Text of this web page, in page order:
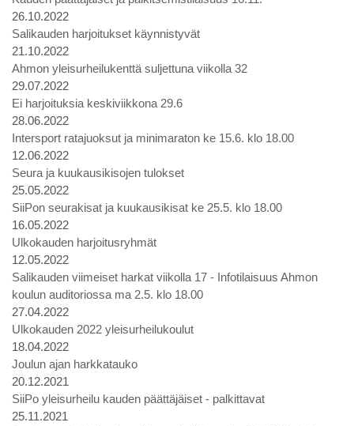
26.10.2022
Salikauden harjoitukset käynnistyvät
21.10.2022
Ahmon yleisurheilukenttä suljettuna viikolla 32
29.07.2022
Ei harjoituksia keskiviikkona 29.6
28.06.2022
Intersport ratajuoksut ja minimaraton ke 15.6. klo 18.00
12.06.2022
Seura ja kuukausikisojen tulokset
25.05.2022
SiiPon seurakisat ja kuukausikisat ke 25.5. klo 18.00
16.05.2022
Ulkokauden harjoitusryhmät
12.05.2022
Salikauden viimeiset harkat viikolla 17 - Infotilaisuus Ahmon
koulun auditoriossa ma 2.5. klo 18.00
27.04.2022
Ulkokauden 2022 yleisurheilukoulut
18.04.2022
Joulun ajan harkkatauko
20.12.2021
SiiPo yleisurheilu kauden päättäjäiset - palkittavat
25.11.2021